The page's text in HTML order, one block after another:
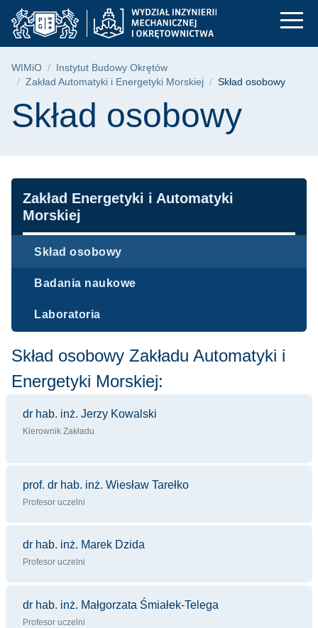
Przejdź
do
menu
Przejdź
do
wyszukiwarki
Przejdź
do
treści
Skład osobowy |
Ścieżka nawigacyjna
WIMiO
Instytut Budowy Okrętów
Zakład Automatyki i Energetyki Morskiej
Skład osobowy
Treść strony
Skład osobowy
Nawigacja
Zakład Energetyki i Automatyki
Morskiej
Skład osobowy
Badania naukowe
Laboratoria
Skład osobowy Zakładu Automatyki i
Energetyki Morskiej:
dr hab. inż. Jerzy Kowalski
Kierownik Zakładu
prof. dr hab. inż. Wiesław Tarełko
Profesor uczelni
dr hab. inż. Marek Dzida
Profesor uczelni
dr hab. inż. Małgorzata Śmiałek-Telega
Profesor uczelni